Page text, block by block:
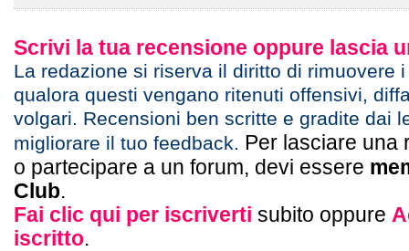
Scrivi la tua recensione oppure lascia
La redazione si riserva il diritto di rimuovere
qualora questi vengano ritenuti offensivi,
volgari. Recensioni ben scritte e gradite dai
migliorare il tuo feedback. Per lasciare una
o partecipare a un forum, devi essere
Club.
Fai clic qui per iscriverti subito oppure
iscritto.